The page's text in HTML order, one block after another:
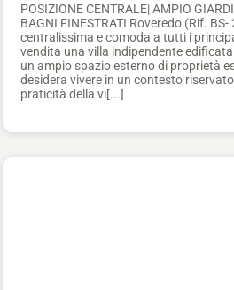
POSIZIONE CENTRALE| AMPIO
BAGNI FINESTRATI Roveredo (Rif.
centralissima e comoda a tutti i
vendita una villa indipendente
un ampio spazio esterno di proprietà
desidera vivere in un contesto
praticità della vi[...]